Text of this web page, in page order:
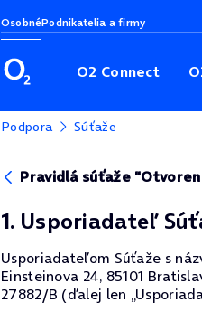
OsobnéPodnikatelia a firmy
O2 Connect
Podpora Súťaže
Pravidlá súťaže
1. Usporiadateľ
Usporiadateľom Súťaže s
Einsteinova 24, 85101
27882/B (ďalej len